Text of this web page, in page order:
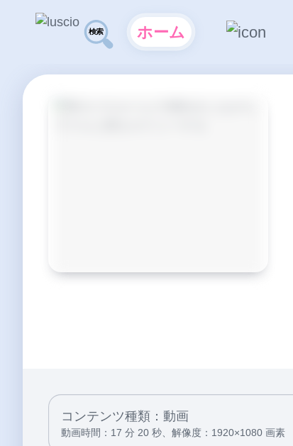
ホーム
コンテンツ種類：動画
動画時間：17 分 20 秒、 解像度：1920×1080 画素